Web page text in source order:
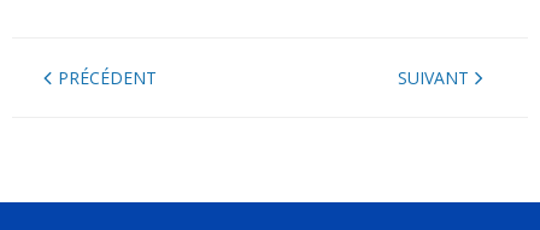
PRÉCÉDENT SUIVANT